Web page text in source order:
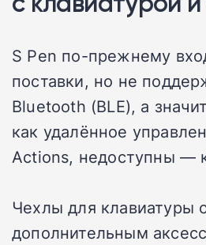
S Pen по-прежнему
поставки, но не
Bluetooth (BLE), а
как удалённое
Actions, недоступны —
Чехлы для клавиатуры
дополнительным